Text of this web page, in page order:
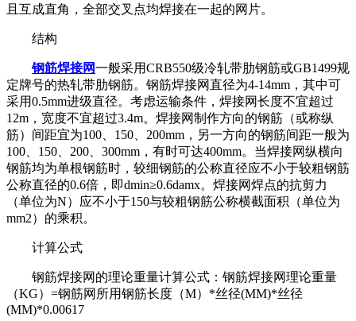
且互成直角，全部交叉点均焊接在一起的网片。
结构
钢筋焊接网一般采用CRB550级冷轧带肋钢筋或GB1499规
定牌号的热轧带肋钢筋。钢筋焊接网直径为4-14mm，其中可
采用0.5mm进级直径。考虑运输条件，焊接网长度不宜超过
12m，宽度不宜超过3.4m。焊接网制作方向的钢筋（或称纵
筋）间距宜为100、150、200mm，另一方向的钢筋间距一般为
100、150、200、300mm，有时可达400mm。当焊接网纵横向
钢筋均为单根钢筋时，较细钢筋的公称直径应不小于较粗钢筋
公称直径的0.6倍，即dmin≥0.6damx。焊接网焊点的抗剪力
（单位为N）应不小于150与较粗钢筋公称横截面积（单位为
mm2）的乘积。
计算公式
钢筋焊接网的理论重量计算公式：钢筋焊接网理论重量
（KG）=钢筋网所用钢筋长度（M）*丝径(MM)*丝径
(MM)*0.00617